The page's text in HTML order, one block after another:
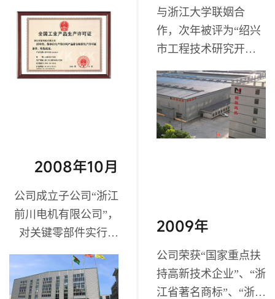
2008年10月
公司成立子公司“浙江
前川电机有限公司”，
对关键零部件实行自
与浙江大学联姻合
作，次年被评为“绍兴
市工程技术研究开发
示范企业”；
2009年
公司荣获“国家重点扶
持高新技术企业”、“浙
江省著名商标”、“浙江